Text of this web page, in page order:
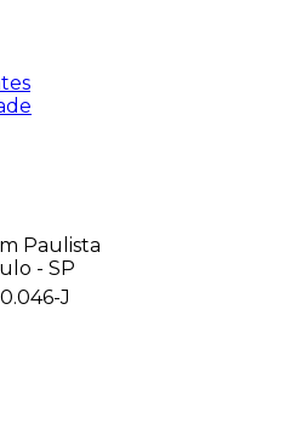
Paulista
- SP
J